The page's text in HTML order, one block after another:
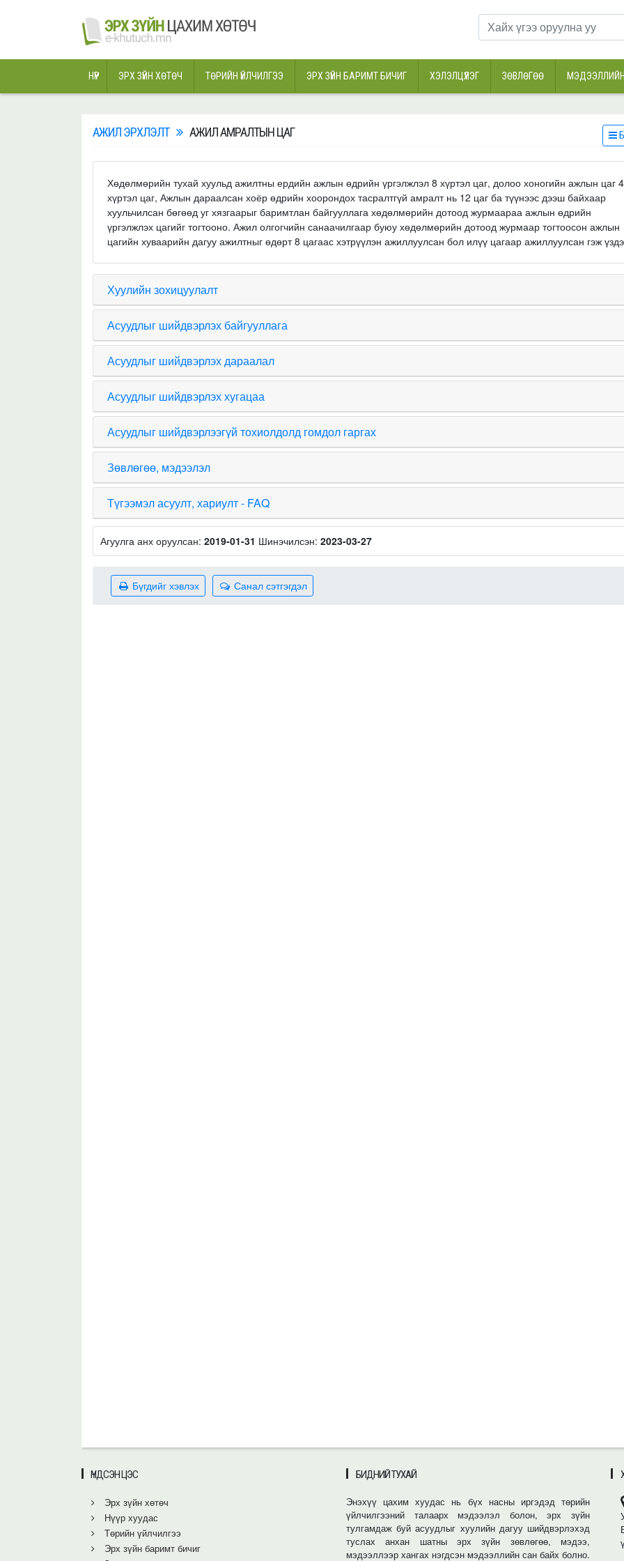
НҮҮР ЭРХ ЗҮЙН ХӨТӨЧ ТӨРИЙН ҮЙЛЧИЛГЭЭ ЭРХ ЗҮЙН БАРИМТ БИЧИГ ХЭЛЭЛЦҮҮЛЭГ ЗӨВЛӨГӨӨ
АЖИЛ ЭРХЛЭЛТ АЖИЛ АМРАЛТЫН ЦАГ
Хөдөлмөрийн тухай хуульд ажилтны ердийн ажлын өдрийн үргэлжлэл 8 хүртэл цаг, долоо хоногийн ажлын цаг
хүртэл цаг, Ажлын дараалсан хоёр өдрийн хоорондох тасралтгүй амралт нь 12 цаг ба түүнээс дээш байхаар
хуульчилсан бөгөөд уг хязгаарыг баримтлан байгууллага хөдөлмөрийн дотоод журмаараа ажлын өдрийн
үргэлжлэх цагийг тогтооно. Ажил олгогчийн санаачилгаар буюу хөдөлмөрийн дотоод журмаар тогтоосон ажлын
цагийн хуваарийн дагуу ажилтныг өдөрт 8 цагаас хэтрүүлэн ажиллуулсан бол илүү цагаар ажиллуулсан гэж
Хуулийн зохицуулалт
Асуудлыг шийдвэрлэх байгууллага
Асуудлыг шийдвэрлэх дараалал
Асуудлыг шийдвэрлэх хугацаа
Асуудлыг шийдвэрлээгүй тохиолдолд гомдол гаргах
Зөвлөгөө, мэдээлэл
Түгээмэл асуулт, хариулт - FAQ
Агуулга анх оруулсан: 2019-01-31 Шинэчилсэн: 2023-03-27
Санал сэтгэгдэл
Бүгдийг хэвлэх
ҮНДСЭН ЦЭС
Эрх зүйн хөтөч
Нүүр хуудас
Төрийн үйлчилгээ
Эрх зүйн баримт бичиг
БИДНИЙ ТУХАЙ
Энэхүү цахим хуудас нь бүх насны иргэдэд төрийн
үйлчилгээний талаарх мэдээлэл болон, эрх зүйн
тулгамдаж буй асуудлыг хуулийн дагуу шийдвэрлэхэд
туслах анхан шатны эрх зүйн зөвлөгөө, мэдээ,
мэдээллээр хангах нэгдсэн мэдээллийн сан байх болно.